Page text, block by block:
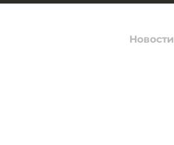
Новости